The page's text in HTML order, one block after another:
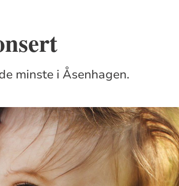
minste i Åsenhagen.